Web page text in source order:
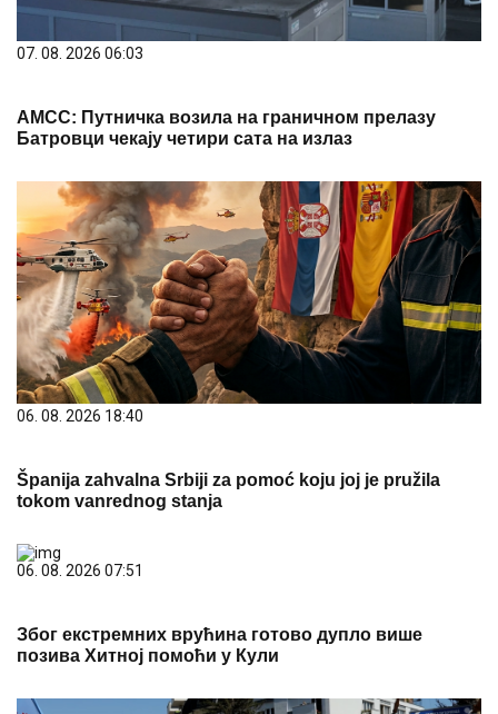
07. 08. 2026 06:03
АМСС: Путничка возила на граничном прелазу
Батровци чекају четири сата на излаз
06. 08. 2026 18:40
Španija zahvalna Srbiji za pomoć koju joj je pružila
tokom vanrednog stanja
06. 08. 2026 07:51
Због екстремних врућина готово дупло више
позива Хитној помоћи у Кули